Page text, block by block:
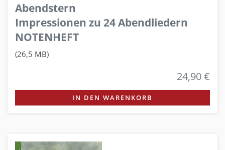
Abendstern
Impressionen zu 24 Abendliedern
NOTENHEFT
(26,5 MB)
24,90 €
IN DEN WARENKORB